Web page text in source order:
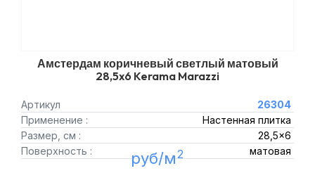
Амстердам коричневый светлый матовый
28,5x6 Kerama Marazzi
Артикул
26304
Применение :
Настенная плитка
Размер, см :
28,5x6
Поверхность :
матовая
руб/м2